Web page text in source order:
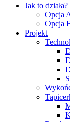
Jak to działa?
Opcja
Opcja
Projekt